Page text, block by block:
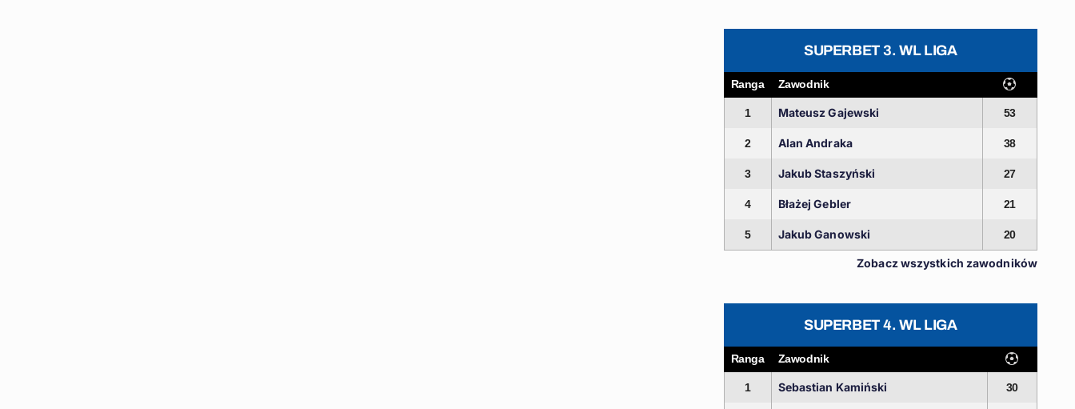
SUPERBET 3. WL LIGA
Ranga Zawodnik
1 Mateusz Gajewski 53
2 Alan Andraka 38
3 Jakub Staszyński 27
4 Błażej Gebler 21
5 Jakub Ganowski 20
Zobacz wszystkich zawodników
SUPERBET 4. WL LIGA
Ranga Zawodnik
1 Sebastian Kamiński 30